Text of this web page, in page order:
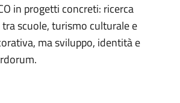
in progetti concreti: ricerca
scuole, turismo culturale e
ma sviluppo, identità e